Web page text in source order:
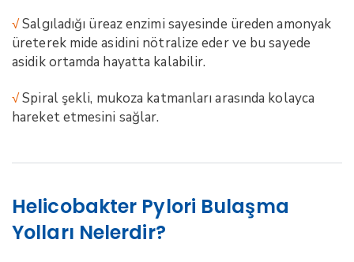
√Salgıladığı üreaz enzimi sayesinde üreden amonyak
üreterek mide asidini nötralize eder ve bu sayede
asidik ortamda hayatta kalabilir.
√Spiral şekli, mukoza katmanları arasında kolayca
hareket etmesini sağlar.
Helicobakter Pylori Bulaşma
Yolları Nelerdir?